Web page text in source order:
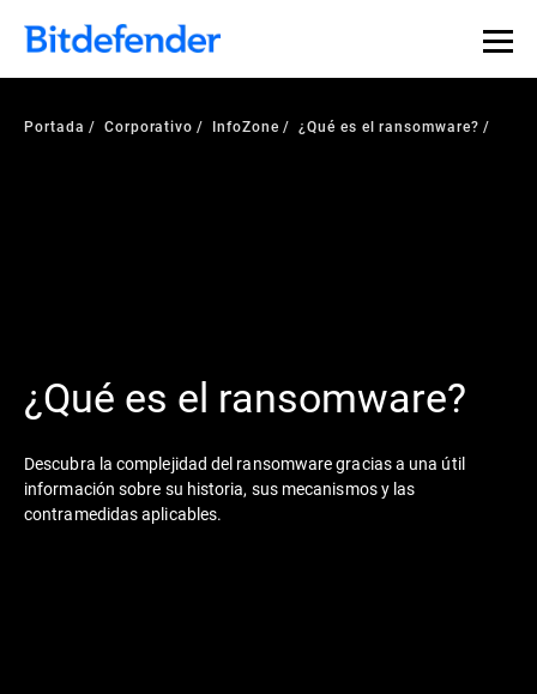
Portada Corporativo InfoZone ¿Qué es el ransomware?
¿Qué es el ransomware?
Descubra la complejidad del ransomware gracias a una útil
información sobre su historia, sus mecanismos y las
contramedidas aplicables.